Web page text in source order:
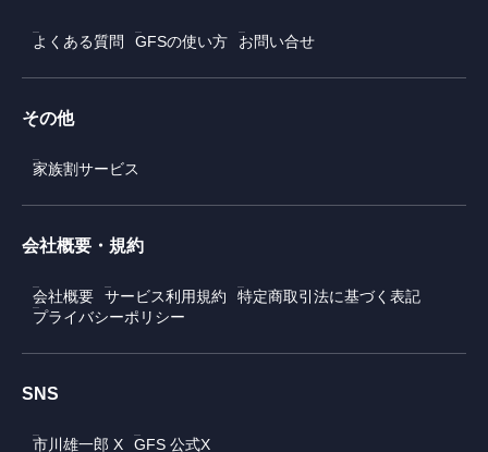
よくある質問 GFSの使い方 お問い合せ
その他
家族割サービス
会社概要・規約
会社概要 サービス利用規約
特定商取引法に基づく表記
プライバシーポリシー
SNS
市川雄一郎 X GFS 公式X